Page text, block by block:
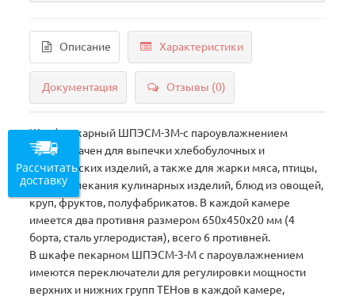
Описание Характеристики
Документация Отзывы (0)
Шкаф пекарный ШПЭСМ-3М-с пароувлажнением
предназначен для выпечки хлебобулочных и
кондитерских изделий, а также для жарки мяса, птицы,
рыбы, запекания кулинарных изделий, блюд из овощей,
круп, фруктов, полуфабрикатов. В каждой камере
имеется два противня размером 650х450х20 мм (4
борта, сталь углеродистая), всего 6 противней.
В шкафе пекарном ШПЭСМ-3-М с пароувлажнением
имеются переключатели для регулировки мощности
верхних и нижних групп ТЕНов в каждой камере,
Рассчитать
доставку